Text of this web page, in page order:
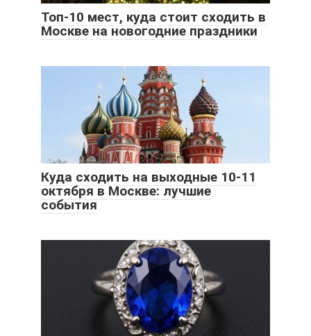
Топ-10 мест, куда стоит сходить в
Москве на новогодние праздники
Куда сходить на выходные 10-11
октября в Москве: лучшие
события